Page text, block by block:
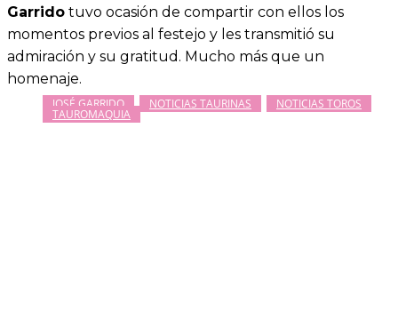
Garrido tuvo ocasión de compartir con ellos los
momentos previos al festejo y les transmitió su
admiración y su gratitud. Mucho más que un
homenaje.
JOSÉ GARRIDO NOTICIAS TAURINAS NOTICIAS TOROS
TAUROMAQUIA